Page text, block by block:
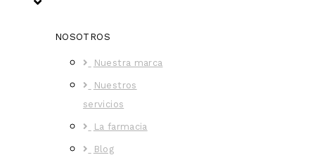
NOSOTROS
Nuestra marca
Nuestros
servicios
La farmacia
Blog